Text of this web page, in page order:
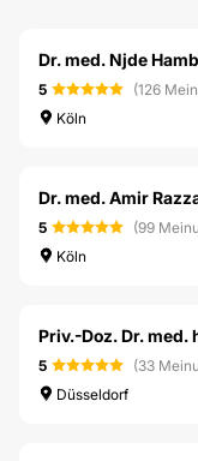
Dr. med. Njde
5 (126
Köln
Dr. med. Amir
5 (99
Köln
Priv.-Doz. Dr. med.
5 (33
Düsseldorf